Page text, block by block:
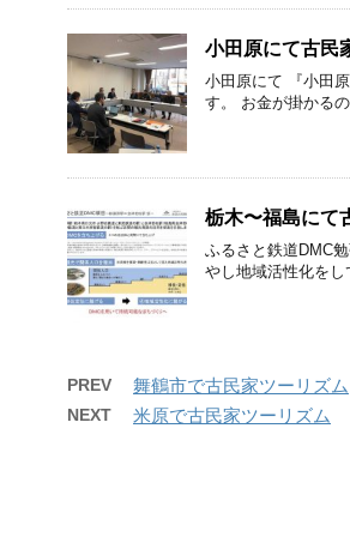
小田原にて古民
小田原にて 『小田
す。 お金が掛かる
栃木〜福島にて
ふるさと鉄道DMC
やし地域活性化を
PREV 舞鶴市で古民家ツーリズム
NEXT 米原で古民家ツーリズム